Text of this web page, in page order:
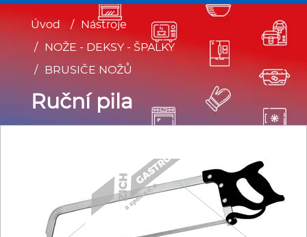
Reference
Partneři
Nabídky a
katalogy
Dokumenty ke
Vstoupit
Gastronádoby
Úvod / Nástroje
/ NOŽE - DEKSY - ŠPALKY
/ BRUSIČE NOŽŮ
Ruční pila